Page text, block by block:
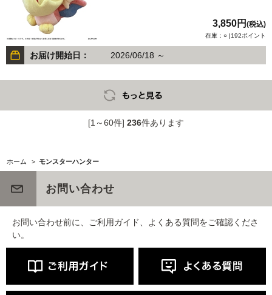
3,850円 (税込)
在庫：○ |192ポイント
お届け開始日： 2026/06/18 ～
[1～60件] 236件あります
ホーム > モンスターハンター
お問い合わせ
お問い合わせ前に、ご利用ガイド、よくある質問をご確認くださ
い。